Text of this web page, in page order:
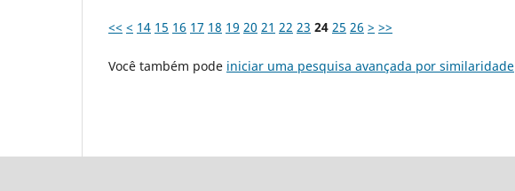
<< < 14 15 16 17 18 19 20 21 22 23 24 25 26 > >>
Você também pode iniciar uma pesquisa avançada por similaridade